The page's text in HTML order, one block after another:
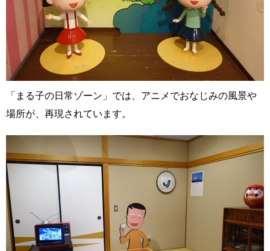
「まる子の日常ゾーン」では、アニメでおなじみの風景や
場所が、再現されています。